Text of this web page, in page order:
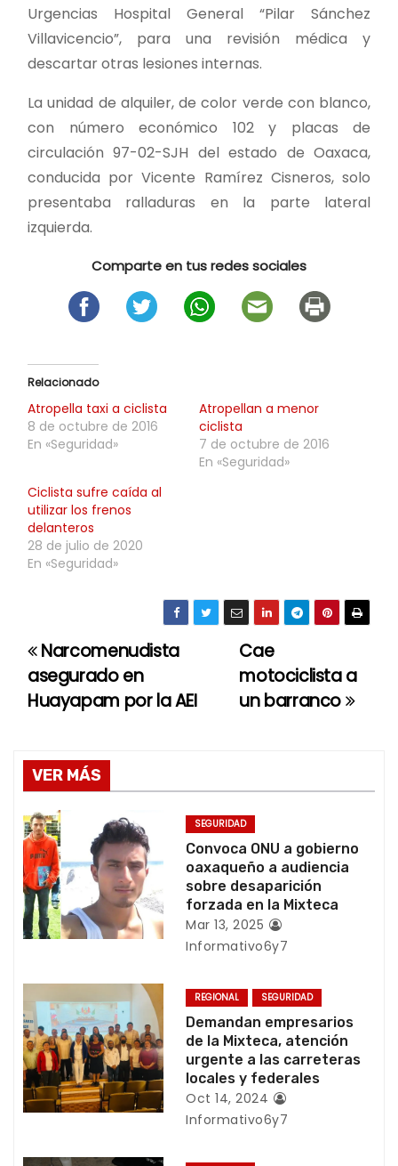
Urgencias Hospital General “Pilar Sánchez
Villavicencio”, para una revisión médica y
descartar otras lesiones internas.
La unidad de alquiler, de color verde con blanco,
con número económico 102 y placas de
circulación 97-02-SJH del estado de Oaxaca,
conducida por Vicente Ramírez Cisneros, solo
presentaba ralladuras en la parte lateral
izquierda.
Comparte en tus redes sociales
Relacionado
Atropella taxi a ciclista
8 de octubre de 2016
En «Seguridad»
Atropellan a menor
ciclista
7 de octubre de 2016
En «Seguridad»
Ciclista sufre caída al
utilizar los frenos
delanteros
28 de julio de 2020
En «Seguridad»
N
a
e
g
a
c
i
n
d
e
e
Cae
motociclista a
un barranco
Narcomenudista
asegurado en
Huayapam por la AEI
VER MÁS
SEGURIDAD
Convoca ONU a gobierno
oaxaqueño a audiencia
sobre desaparición
forzada en la Mixteca
Mar 13, 2025
Informativo6y7
REGIONAL SEGURIDAD
Demandan empresarios
de la Mixteca, atención
urgente a las carreteras
locales y federales
Oct 14, 2024
Informativo6y7